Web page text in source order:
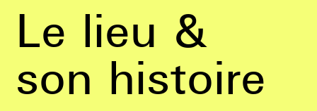
Le lieu &
son histoire